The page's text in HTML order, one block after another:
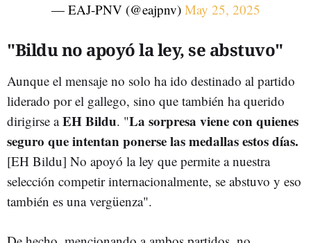
— EAJ-PNV (@eajpnv) May 25, 2025
"Bildu no apoyó la ley, se abstuvo"
Aunque el mensaje no solo ha ido destinado al partido
liderado por el gallego, sino que también ha querido
dirigirse aEH Bildu. "La sorpresa viene con quienes
seguro que intentan ponerse las medallas estos días.
[EH Bildu] No apoyó la ley que permite a nuestra
selección competir internacionalmente, se abstuvo y eso
también es una vergüenza".